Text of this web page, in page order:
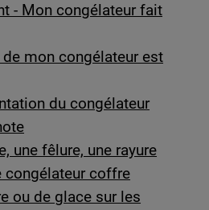
- Mon congélateur fait
mon congélateur est
du congélateur
une fêlure, une rayure
congélateur coffre
ou de glace sur les